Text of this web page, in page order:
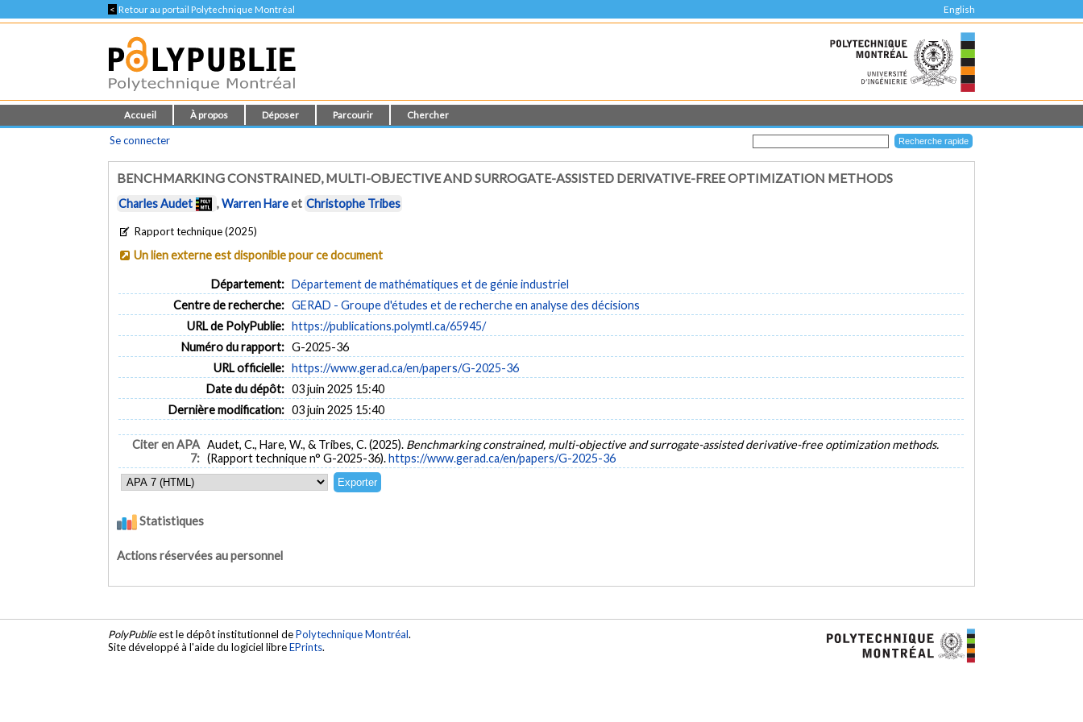
< Retour au portail Polytechnique Montréal English
Accueil À propos Déposer Parcourir Chercher
Se connecter
BENCHMARKING CONSTRAINED, MULTI-OBJECTIVE AND SURROGATE-ASSISTED DERIVATIVE-FREE OPTIMIZATION METHODS
Charles Audet ,Warren Hareet Christophe Tribes
Rapport technique (2025)
Un lien externe est disponible pour ce document
Département: Département de mathématiques et de génie industriel
Centre de recherche: GERAD - Groupe d'études et de recherche en analyse des décisions
URL de PolyPublie: https://publications.polymtl.ca/65945/
Numéro du rapport: G-2025-36
URL officielle: https://www.gerad.ca/en/papers/G-2025-36
Date du dépôt: 03 juin 2025 15:40
Dernière modification: 03 juin 2025 15:40
Citer en APA
7:
Audet, C., Hare, W., & Tribes, C. (2025). Benchmarking constrained, multi-objective and surrogate-assisted derivative-free optimization methods.
(Rapport technique n° G-2025-36).https://www.gerad.ca/en/papers/G-2025-36
Statistiques
Actions réservées au personnel
PolyPublieest le dépôt institutionnel dePolytechnique Montréal.
Site développé à l'aide du logiciel libreEPrints.